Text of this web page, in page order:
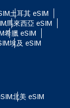
土耳其 eSIM
馬來西亞 eSIM
希臘 eSIM
埃及 eSIM
北美 eSIM